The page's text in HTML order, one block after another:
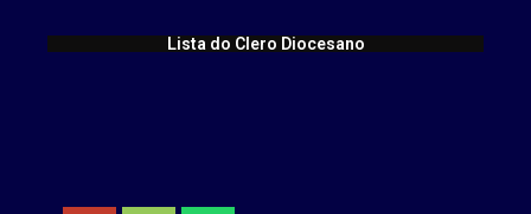
Lista do Clero Diocesano